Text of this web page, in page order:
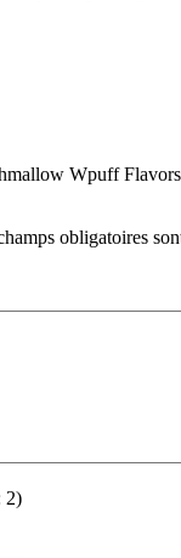
Wpuff
obligatoires
2)